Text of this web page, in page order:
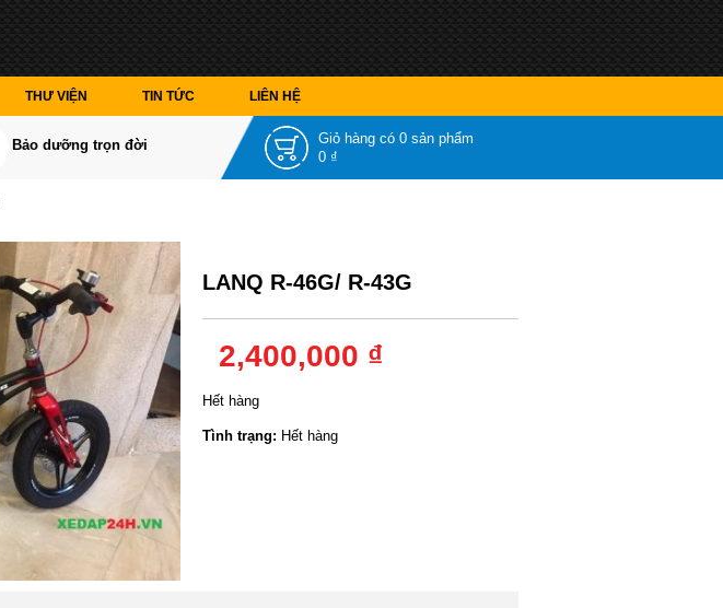
THƯ VIỆN TIN TỨC LIÊN HỆ
Bảo dưỡng trọn đời Giỏ hàng có 0 sản phẩm
0 ₫
LANQ R-46G/ R-43G
2,400,000 ₫
Hết hàng
Tình trạng: Hết hàng